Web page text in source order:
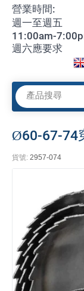
營業時間:
週一至週五
11:00am-
週六應要求
Ø60-67-74
貨號: 2957-074